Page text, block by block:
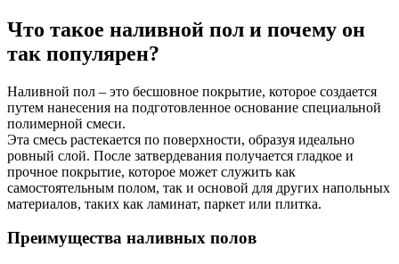
Что такое наливной пол и почему он
так популярен?
Наливной пол – это бесшовное покрытие, которое создается
путем нанесения на подготовленное основание специальной
полимерной смеси.
Эта смесь растекается по поверхности, образуя идеально
ровный слой. После затвердевания получается гладкое и
прочное покрытие, которое может служить как
самостоятельным полом, так и основой для других напольных
материалов, таких как ламинат, паркет или плитка.
Преимущества наливных полов